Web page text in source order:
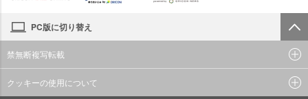
PC版に切り替え
禁無断複写転載
クッキーの使用について